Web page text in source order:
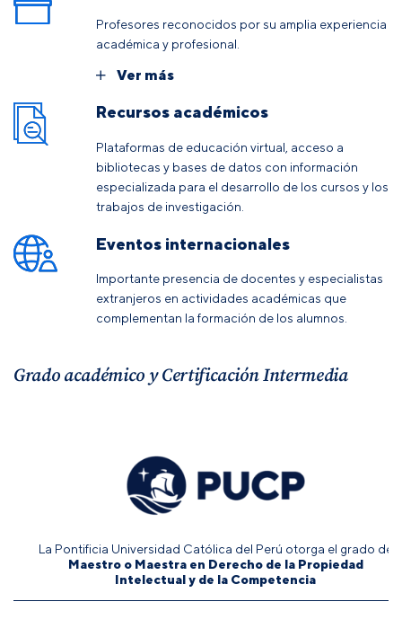
Profesores reconocidos por su amplia experiencia
académica y profesional.
Ver más
Recursos académicos
Plataformas de educación virtual, acceso a
bibliotecas y bases de datos con información
especializada para el desarrollo de los cursos y los
trabajos de investigación.
Eventos internacionales
Importante presencia de docentes y especialistas
extranjeros en actividades académicas que
complementan la formación de los alumnos.
Grado académico y Certificación Intermedia
La Pontificia Universidad Católica del Perú otorga el grado de
Maestro o Maestra en Derecho de la Propiedad
Intelectual y de la Competencia